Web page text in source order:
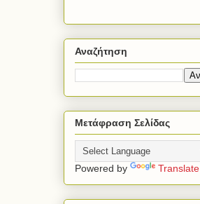
Αναζήτηση
Μετάφραση Σελίδας
Powered by Translate